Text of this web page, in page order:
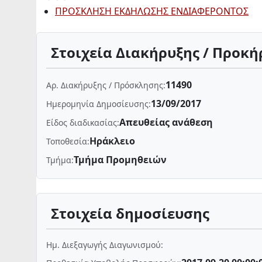
ΠΡΟΣΚΛΗΣΗ ΕΚΔΗΛΩΣΗΣ ΕΝΔΙΑΦΕΡΟΝΤΟΣ
Στοιχεία Διακήρυξης /
Αρ. Διακήρυξης / Πρόσκλησης:11490
Ημερομηνία Δημοσίευσης:13/09/2017
Είδος διαδικασίας:Απευθείας ανάθεση
Τοποθεσία:Ηράκλειο
Τμήμα:Τμήμα Προμηθειών
Στοιχεία δημοσίευσης
Ημ. Διεξαγωγής Διαγωνισμού: